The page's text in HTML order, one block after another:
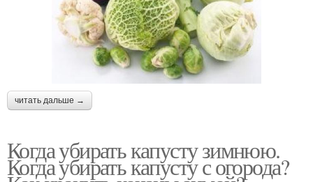
читать дальше →
Когда убирать капусту зимнюю.
Когда убирать капусту с огорода?